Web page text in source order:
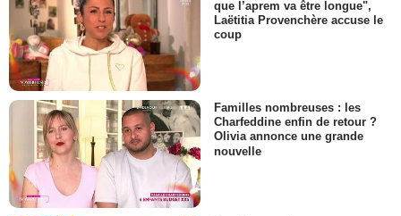
que l’aprem va être longue",
Laëtitia Provenchère accuse le
coup
Familles nombreuses : les
Charfeddine enfin de retour ?
Olivia annonce une grande
nouvelle